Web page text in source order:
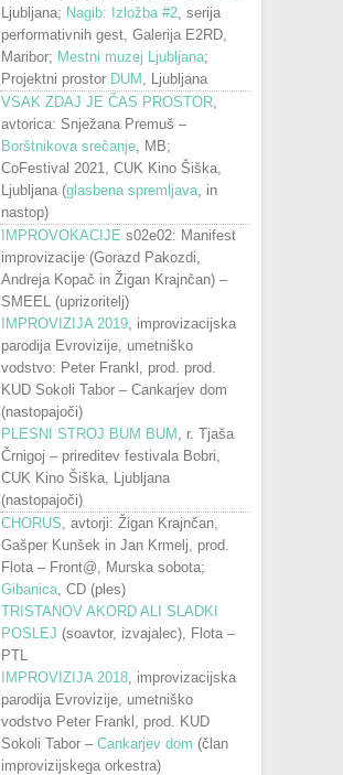
Ljubljana; Nagib: Izložba #2 , serija
performativnih gest, Galerija E2RD,
Maribor; Mestni muzej Ljubljana;
Projektni prostor DUM , Ljubljana
VSAK ZDAJ JE ČAS PROSTOR
avtorica: Snježana Premuš –
Borštnikova srečanje , MB;
CoFestival 2021, CUK Kino Šiška,
Ljubljana (glasbena spremljava , in
nastop)
IMPROVOKACIJE s02e02: Manifest
improvizacije (Gorazd Pakozdi,
Andreja Kopač in Žigan Krajnčan) –
SMEEL (uprizoritelj)
IMPROVIZIJA 2019 , improvizacijska
parodija Evrovizije, umetniško
vodstvo: Peter Frankl, prod. prod.
KUD Sokoli Tabor – Cankarjev dom
(nastopajoči)
PLESNI STROJ BUM BUM , r. Tjaša
Črnigoj – prireditev festivala Bobri,
CUK Kino Šiška, Ljubljana
(nastopajoči)
CHORUS , avtorji: Žigan Krajnčan,
Gašper Kunšek in Jan Krmelj, prod.
Flota – Front@, Murska sobota;
Gibanica , CD (ples)
TRISTANOV AKORD ALI SLADKI
POSLEJ (soavtor, izvajalec), Flota –
PTL
IMPROVIZIJA 2018 , improvizacijska
parodija Evrovizije, umetniško
vodstvo Peter Frankl, prod. KUD
Sokoli Tabor – Cankarjev dom (član
improvizijskega orkestra)